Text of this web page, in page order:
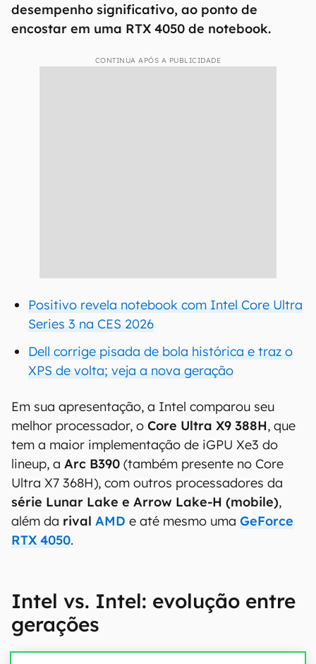
desempenho significativo, ao ponto de
encostar em uma RTX 4050 de notebook.
CONTINUA APÓS A PUBLICIDADE
Positivo revela notebook com Intel Core Ultra
Series 3 na CES 2026
Dell corrige pisada de bola histórica e traz o
XPS de volta; veja a nova geração
Em sua apresentação, a Intel comparou seu
melhor processador, o Core Ultra X9 388H, que
tem a maior implementação de iGPU Xe3 do
lineup, a Arc B390 (também presente no Core
Ultra X7 368H), com outros processadores da
série Lunar Lake e Arrow Lake-H (mobile),
além da rival AMD e até mesmo uma GeForce
RTX 4050.
Intel vs. Intel: evolução entre
gerações